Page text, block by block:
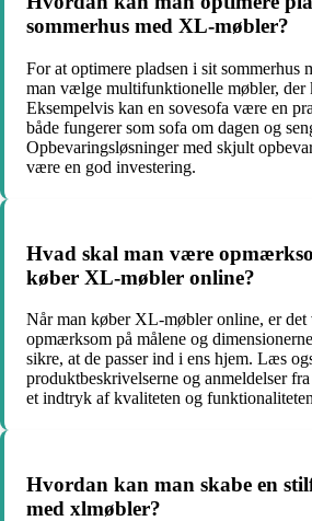
sommerhus med XL-møbler?
For at optimere pladsen i sit sommerhus
man vælge multifunktionelle møbler, der
Eksempelvis kan en sovesofa være en
både fungerer som sofa om dagen og
Opbevaringsløsninger med skjult
være en god investering.
Hvad skal man være
køber XL-møbler online?
Når man køber XL-møbler online, er
opmærksom på målene og
sikre, at de passer ind i ens hjem. Læs
produktbeskrivelserne og anmeldelser
et indtryk af kvaliteten og
Hvordan kan man skabe en
med xlmøbler?